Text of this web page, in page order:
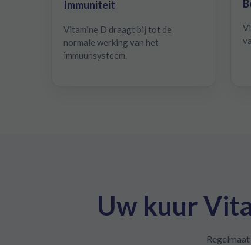
Immuniteit
Vitamine D draagt bij tot de
normale werking van het
immuunsysteem.
Uw kuur